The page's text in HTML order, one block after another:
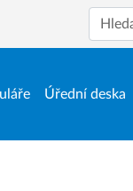
Úřední deska
Hledat